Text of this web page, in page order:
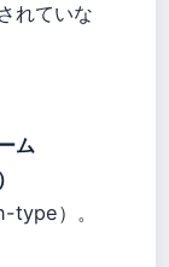
れていな
ム
type）。